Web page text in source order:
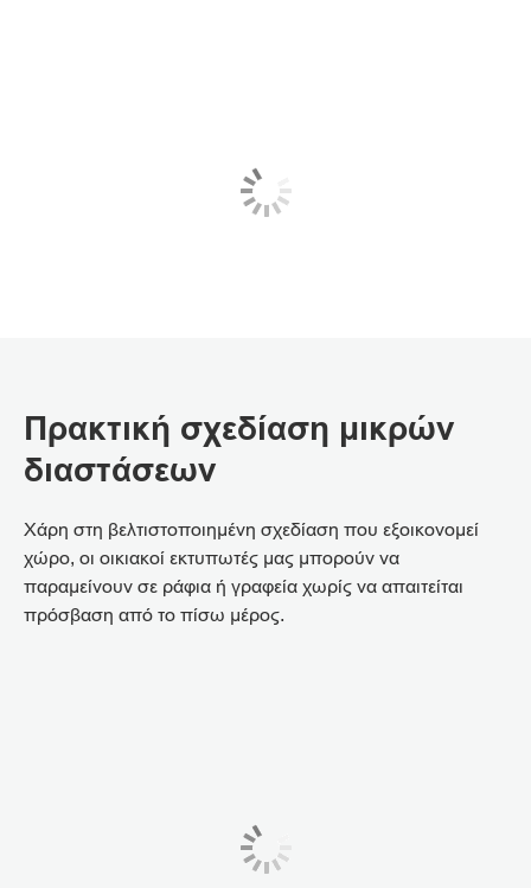
Πρακτική σχεδίαση μικρών
διαστάσεων
Χάρη στη βελτιστοποιημένη σχεδίαση που εξοικονομεί
χώρο, οι οικιακοί εκτυπωτές μας μπορούν να
παραμείνουν σε ράφια ή γραφεία χωρίς να απαιτείται
πρόσβαση από το πίσω μέρος.